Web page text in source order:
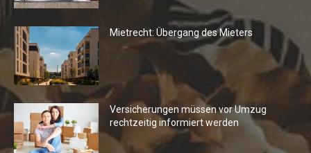
Mietrecht: Übergang des Mieters
Versicherungen müssen vor Umzug
rechtzeitig informiert werden